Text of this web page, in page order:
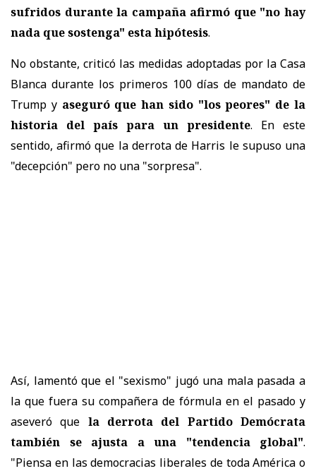
sufridos durante la campaña afirmó que "no hay
nada que sostenga" esta hipótesis.
No obstante, criticó las medidas adoptadas por la Casa
Blanca durante los primeros 100 días de mandato de
Trump y aseguró que han sido "los peores" de la
historia del país para un presidente. En este
sentido, afirmó que la derrota de Harris le supuso una
"decepción" pero no una "sorpresa".
Así, lamentó que el "sexismo" jugó una mala pasada a
la que fuera su compañera de fórmula en el pasado y
aseveró que la derrota del Partido Demócrata
también se ajusta a una "tendencia global".
"Piensa en las democracias liberales de toda América o